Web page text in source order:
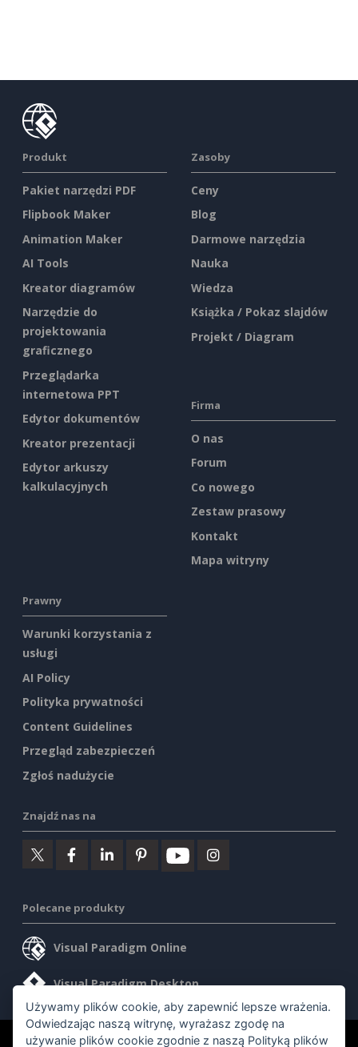
Produkt
Pakiet narzędzi PDF
Flipbook Maker
Animation Maker
AI Tools
Kreator diagramów
Narzędzie do
projektowania
graficznego
Przeglądarka
internetowa PPT
Edytor dokumentów
Kreator prezentacji
Edytor arkuszy
kalkulacyjnych
Zasoby
Ceny
Blog
Darmowe narzędzia
Nauka
Wiedza
Książka / Pokaz slajdów
Projekt / Diagram
Firma
O nas
Forum
Co nowego
Zestaw prasowy
Kontakt
Mapa witryny
Prawny
Warunki korzystania z
usługi
AI Policy
Polityka prywatności
Content Guidelines
Przegląd zabezpieczeń
Zgłoś nadużycie
Znajdź nas na
Polecane produkty
Visual Paradigm Online
Visual Paradigm Desktop
Używamy plików cookie, aby zapewnić lepsze wrażenia.
Odwiedzając naszą witrynę, wyrażasz zgodę na
używanie plików cookie zgodnie z naszą Polityką plików